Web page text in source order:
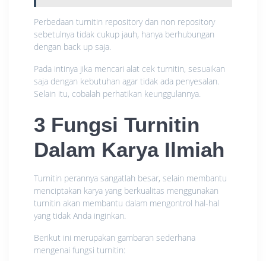
Perbedaan turnitin repository dan non repository
sebetulnya tidak cukup jauh, hanya berhubungan
dengan back up saja.
Pada intinya jika mencari alat cek turnitin, sesuaikan
saja dengan kebutuhan agar tidak ada penyesalan.
Selain itu, cobalah perhatikan keunggulannya.
3 Fungsi Turnitin
Dalam Karya Ilmiah
Turnitin perannya sangatlah besar, selain membantu
menciptakan karya yang berkualitas menggunakan
turnitin akan membantu dalam mengontrol hal-hal
yang tidak Anda inginkan.
Berikut ini merupakan gambaran sederhana
mengenai fungsi turnitin: